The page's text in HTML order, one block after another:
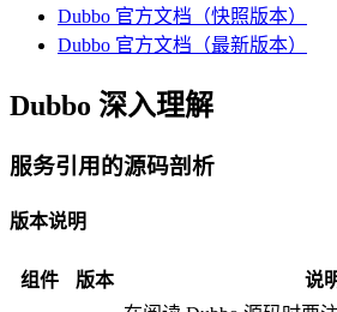
Dubbo 官方文档（快照版本）
Dubbo 官方文档（最新版本）
Dubbo 深入理解
服务引用的源码剖析
版本说明
组件 版本 说